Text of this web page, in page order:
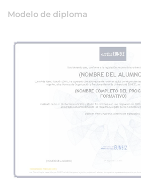
Modelo de diploma